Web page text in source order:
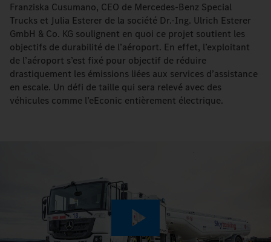
Franziska Cusumano, CEO de Mercedes-Benz Special
Trucks et Julia Esterer de la société Dr.-Ing. Ulrich Esterer
GmbH & Co. KG soulignent en quoi ce projet soutient les
objectifs de durabilité de l’aéroport. En effet, l’exploitant
de l’aéroport s’est fixé pour objectif de réduire
drastiquement les émissions liées aux services d’assistance
en escale. Un défi de taille qui sera relevé avec des
véhicules comme l’eEconic entièrement électrique.
Play